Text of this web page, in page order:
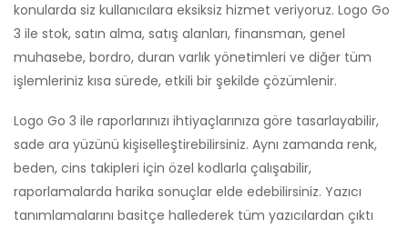
konularda siz kullanıcılara eksiksiz hizmet veriyoruz. Logo Go
3 ile stok, satın alma, satış alanları, finansman, genel
muhasebe, bordro, duran varlık yönetimleri ve diğer tüm
işlemleriniz kısa sürede, etkili bir şekilde çözümlenir.
Logo Go 3 ile raporlarınızı ihtiyaçlarınıza göre tasarlayabilir,
sade ara yüzünü kişiselleştirebilirsiniz. Aynı zamanda renk,
beden, cins takipleri için özel kodlarla çalışabilir,
raporlamalarda harika sonuçlar elde edebilirsiniz. Yazıcı
tanımlamalarını basitçe hallederek tüm yazıcılardan çıktı